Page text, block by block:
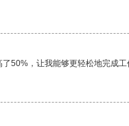
50%，让我能够更轻松地完成